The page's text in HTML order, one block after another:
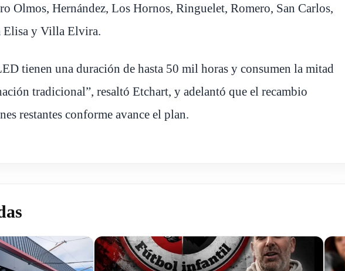
Olmos, Hernández, Los Hornos, Ringuelet, Romero, San Carlos,
Elisa y Villa Elvira.
tienen una duración de hasta 50 mil horas y consumen la mitad
tradicional”, resaltó Etchart, y adelantó que el recambio
restantes conforme avance el plan.